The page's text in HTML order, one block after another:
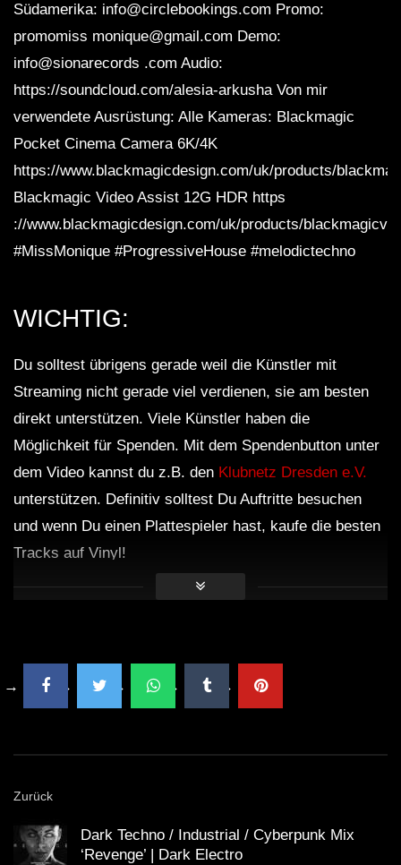
Südamerika: info@circlebookings.com Promo:
promomiss monique@gmail.com Demo:
info@sionarecords .com Audio:
https://soundcloud.com/alesia-arkusha Von mir
verwendete Ausrüstung: Alle Kameras: Blackmagic
Pocket Cinema Camera 6K/4K
https://www.blackmagicdesign.com/uk/products/
Blackmagic Video Assist 12G HDR https
://www.blackmagicdesign.com/uk/products/
#MissMonique #ProgressiveHouse #melodictechno
WICHTIG:
Du solltest übrigens gerade weil die Künstler mit
Streaming nicht gerade viel verdienen, sie am besten
direkt unterstützen. Viele Künstler haben die
Möglichkeit für Spenden. Mit dem Spendenbutton unter
dem Video kannst du z.B. den Klubnetz Dresden e.V.
unterstützen. Definitiv solltest Du Auftritte besuchen
und wenn Du einen Plattespieler hast, kaufe die besten
Tracks auf Vinyl!
Zurück
Dark Techno / Industrial / Cyberpunk Mix
‘Revenge’ | Dark Electro